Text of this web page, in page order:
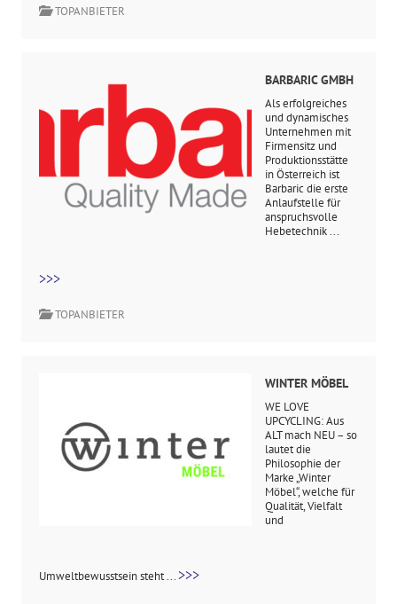
TOPANBIETER
BARBARIC GMBH
Als erfolgreiches
und dynamisches
Unternehmen mit
Firmensitz und
Produktionsstätte
in Österreich ist
Barbaric die erste
Anlaufstelle für
anspruchsvolle
Hebetechnik ...
>>>
TOPANBIETER
WINTER MÖBEL
WE LOVE
UPCYCLING: Aus
ALT mach NEU – so
lautet die
Philosophie der
Marke „Winter
Möbel“, welche für
Qualität, Vielfalt
und
Umweltbewusstsein steht ... >>>